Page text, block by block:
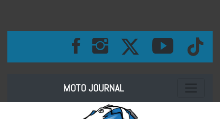
MOTO JOURNAL Toggle